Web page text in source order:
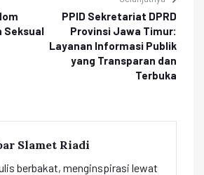
Seksual
PPID Sekretariat DPRD
Provinsi Jawa Timur:
Layanan Informasi Publik
yang Transparan dan
Terbuka
Slamet Riadi
berbakat, menginspirasi lewat